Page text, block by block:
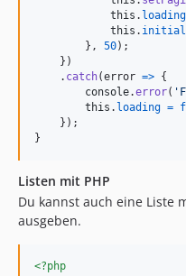
this . loading
this . initial
} , 50) ;
} )
. catch(error => {
console.error(
this . loading =
} ) ;
}
Listen mit PHP
Du kannst auch eine Liste
ausgeben.
<?php